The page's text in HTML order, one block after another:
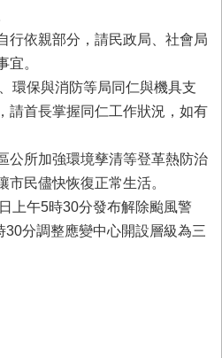
行依親部分，請民政局、社會局
宜。
環保與消防等局同仁與機具支
請首長掌握同仁工作狀況，如有
公所加強環境孳清等登革熱防治
市民儘快恢復正常生活。
上午5時30分發布解除颱風警
分調整應變中心開設層級為三